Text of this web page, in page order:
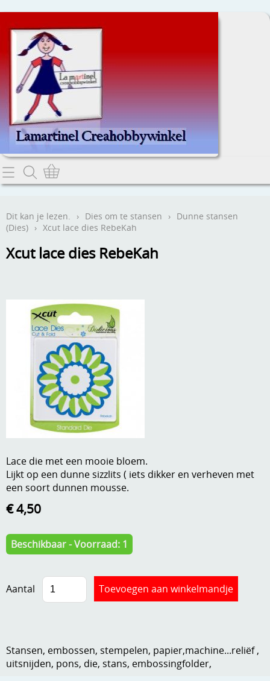
Home
Contact
Webwinkel
Aanbiedingen
Andere
Boeken en magazines
Dies om te stansen
DVD-CD
Embossen
Handige extra's
Hechtingsmaterialen
Hout , MDF, kartonmateriaal, steen
Kneedmateriaal
Knipvellen
Leuke versieringen
Netjes opbergen
Verzend - en verpakkingsk
Mijn account
Anders creatief
Dit kan je lezen. › Dies om te stansen › Dunne stansen
(Dies) › Xcut lace dies RebeKah
Xcut lace dies RebeKah
Lace die met een mooie bloem.
Lijkt op een dunne sizzlits ( iets dikker en verheven met
een soort dunnen mousse.
€ 4,50
Beschikbaar - Voorraad: 1
Aantal
Stansen, embossen, stempelen, papier,machine...reliëf ,
uitsnijden, pons, die, stans, embossingfolder,